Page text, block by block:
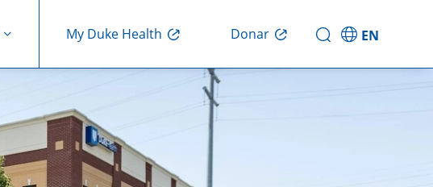
My Duke Health Donar EN